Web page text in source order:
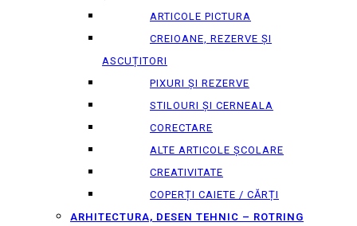
ARTICOLE PICTURA
CREIOANE, REZERVE ȘI
ASCUȚITORI
PIXURI ȘI REZERVE
STILOURI ȘI CERNEALA
CORECTARE
ALTE ARTICOLE ȘCOLARE
CREATIVITATE
COPERȚI CAIETE / CĂRȚI
ARHITECTURA, DESEN TEHNIC – ROTRING